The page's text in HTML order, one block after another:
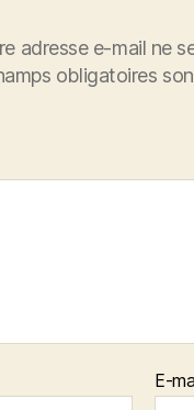
adresse e-mail ne
obligatoires
E-